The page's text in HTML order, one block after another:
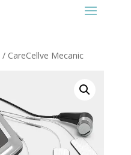
/ CareCellve Mecanic